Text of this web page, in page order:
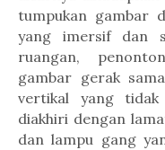
tumpukan gambar
yang imersif dan
ruangan,
gambar gerak
vertikal yang tidak
diakhiri dengan
dan lampu gang